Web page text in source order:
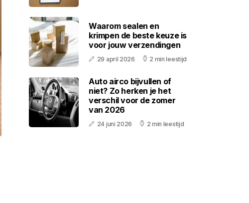
Waarom sealen en
krimpen de beste keuze is
voor jouw verzendingen
29 april 2026 2 min leestijd
Auto airco bijvullen of
niet? Zo herken je het
verschil voor de zomer
van 2026
24 juni 2026 2 min leestijd